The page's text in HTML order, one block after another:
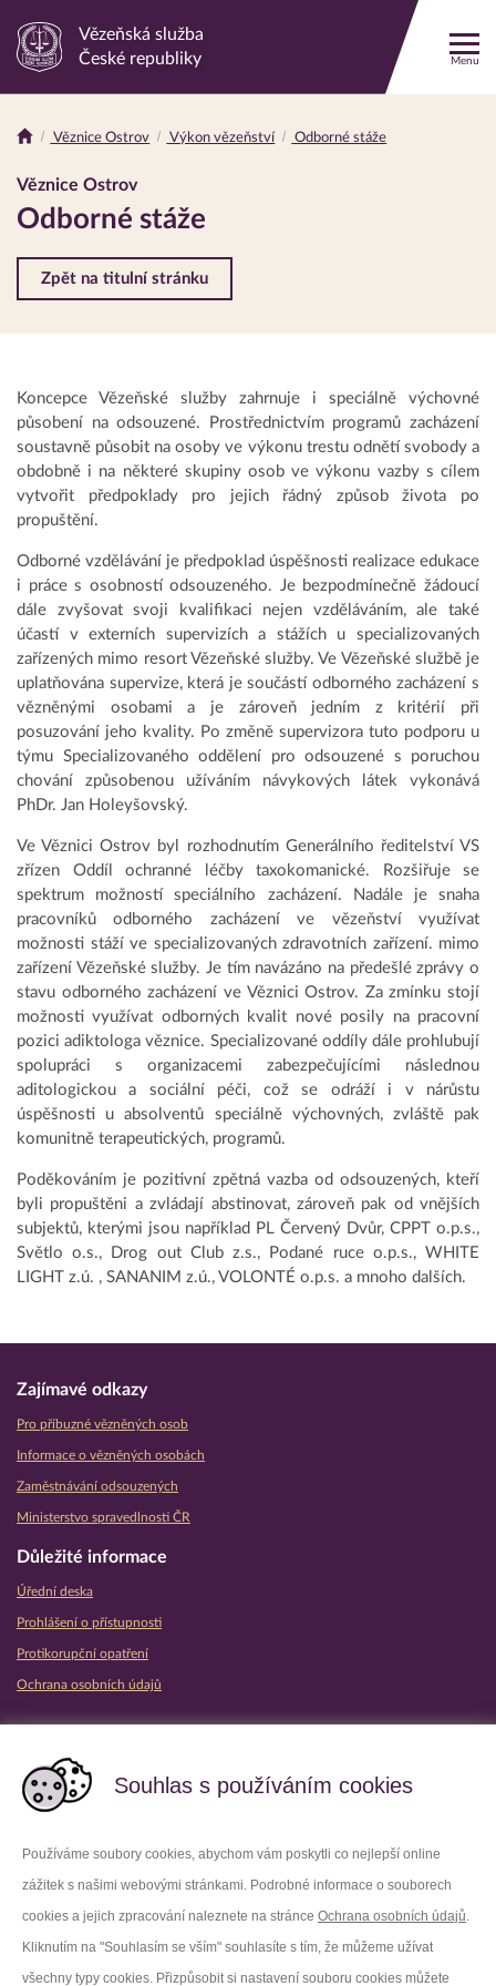
Souhlas s používáním cookies
Používáme soubory cookies, abychom vám poskytli co nejlepší online
zážitek s našimi webovými stránkami. Podrobné informace o souborech
cookies a jejich zpracování naleznete na stránce Ochrana osobních údajů.
Kliknutím na "Souhlasím se vším" souhlasíte s tím, že můžeme užívat
všechny typy cookies. Přizpůsobit si nastavení souboru cookies můžete
Odkaz
stránku
Vězeňská služba
České republiky
Menu
Drobečková
navigace
Věznice Ostrov Výkon vězeňství Odborné stáže
Věznice Ostrov
Odborné stáže
Zpět na titulní stránku
Koncepce Vězeňské služby zahrnuje i speciálně výchovné
působení na odsouzené. Prostřednictvím programů zacházení
soustavně působit na osoby ve výkonu trestu odnětí svobody a
obdobně i na některé skupiny osob ve výkonu vazby s cílem
vytvořit předpoklady pro jejich řádný způsob života po
propuštění.
Odborné vzdělávání je předpoklad úspěšnosti realizace edukace
i práce s osobností odsouzeného. Je bezpodmínečně žádoucí
dále zvyšovat svoji kvalifikaci nejen vzděláváním, ale také
účastí v externích supervizích a stážích u specializovaných
zařízených mimo resort Vězeňské služby. Ve Vězeňské službě je
uplatňována supervize, která je součástí odborného zacházení s
vězněnými osobami a je zároveň jedním z kritérií při
posuzování jeho kvality. Po změně supervizora tuto podporu u
týmu Specializovaného oddělení pro odsouzené s poruchou
chování způsobenou užíváním návykových látek vykonává
PhDr. Jan Holeyšovský.
Ve Věznici Ostrov byl rozhodnutím Generálního ředitelství VS
zřízen Oddíl ochranné léčby taxokomanické. Rozšiřuje se
spektrum možností speciálního zacházení. Nadále je snaha
pracovníků odborného zacházení ve vězeňství využívat
možnosti stáží ve specializovaných zdravotních zařízení. mimo
zařízení Vězeňské služby. Je tím navázáno na předešlé zprávy o
stavu odborného zacházení ve Věznici Ostrov. Za zmínku stojí
možnosti využívat odborných kvalit nové posily na pracovní
pozici adiktologa věznice. Specializované oddíly dále prohlubují
spolupráci s organizacemi zabezpečujícími následnou
aditologickou a sociální péči, což se odráží i v nárůstu
úspěšnosti u absolventů speciálně výchovných, zvláště pak
komunitně terapeutických, programů.
Poděkováním je pozitivní zpětná vazba od odsouzených, kteří
byli propuštěni a zvládají abstinovat, zároveň pak od vnějších
subjektů, kterými jsou například PL Červený Dvůr, CPPT o.p.s.,
Světlo o.s., Drog out Club z.s., Podané ruce o.p.s., WHITE
LIGHT z.ú. , SANANIM z.ú., VOLONTÉ o.p.s. a mnoho dalších.
Zajímavé odkazy
Pro příbuzné vězněných osob
Informace o vězněných osobách
Zaměstnávání odsouzených
Ministerstvo spravedlnosti ČR
Důležité informace
Úřední deska
Prohlášení o přístupnosti
Protikorupční opatření
Ochrana osobních údajů
Facebook Youtube